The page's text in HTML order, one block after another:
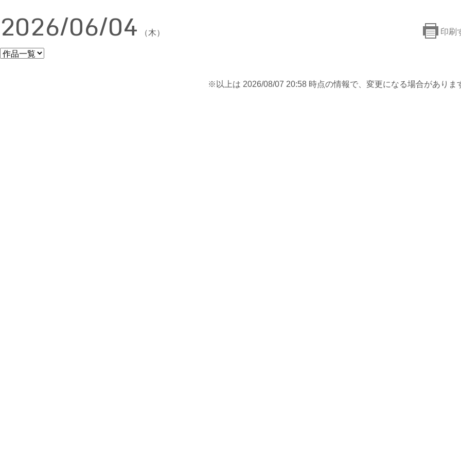
印刷
2026/06/04 （木）
※以上は 2026/08/07 20:58 時点の情報で、変更になる場合がありま